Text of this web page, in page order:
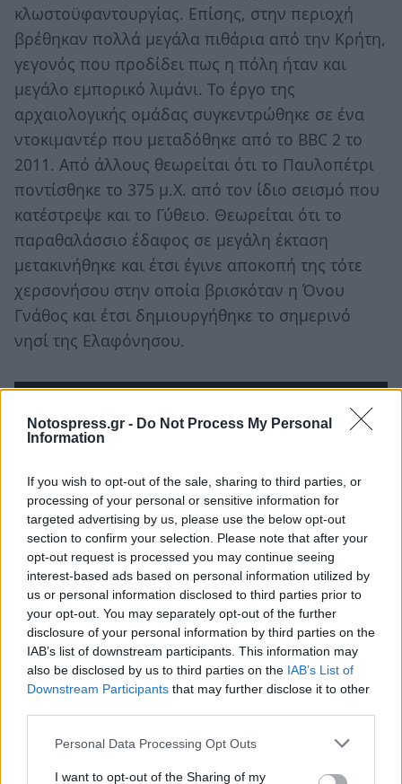
Notospress.gr - Do Not Process My Personal
Information
If you wish to opt-out of the sale, sharing to third parties, or
processing of your personal or sensitive information for
targeted advertising by us, please use the below opt-out
section to confirm your selection. Please note that after your
opt-out request is processed you may continue seeing
interest-based ads based on personal information utilized by
us or personal information disclosed to third parties prior to
your opt-out. You may separately opt-out of the further
disclosure of your personal information by third parties on the
IAB’s list of downstream participants. This information may
also be disclosed by us to third parties on the IAB’s List of
Downstream Participants that may further disclose it to other
Personal Data Processing Opt Outs
I want to opt-out of the Sharing of my
κλωστοϋφαντουργίας. Επίσης, στην περιοχή
βρέθηκαν πολλά μεγάλα πιθάρια από την Κρήτη,
γεγονός που προδίδει πως η πόλη ήταν και
μεγάλο εμπορικό λιμάνι. Το έργο της
αρχαιολογικής ομάδας συγκεντρώθηκε σε ένα
ντοκιμαντέρ που μεταδόθηκε από το BBC 2 το
2011. Από άλλους θεωρείται ότι το Παυλοπέτρι
ποντίσθηκε το 375 μ.Χ. από τον ίδιο σεισμό που
κατέστρεψε και το Γύθειο. Θεωρείται ότι το
παραθαλάσσιο έδαφος σε μεγάλη έκταση
μετακινήθηκε και έτσι έγινε αποκοπή της τότε
χερσονήσου στην οποία βρισκόταν η Όνου
Γνάθος και έτσι δημιουργήθηκε το σημερινό
νησί της Ελαφόνησου.
TAGS: ΠΟΛΙΤΙΣΜΟΣ